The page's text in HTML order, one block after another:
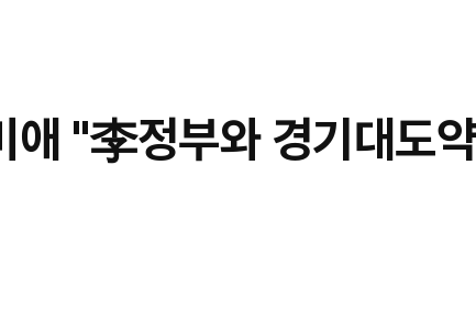
"李정부와 경기대도